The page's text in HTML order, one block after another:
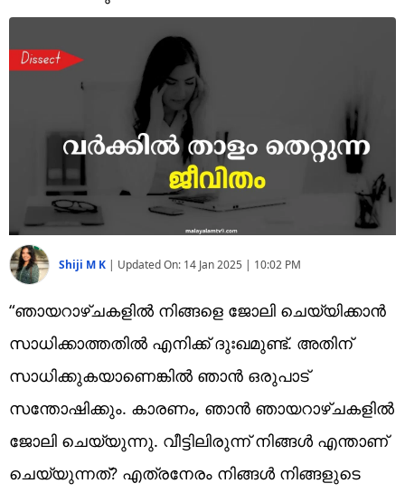
Shiji M K | Updated On: 14 Jan 2025 | 10:02 PM
“ഞായറാഴ്ചകളില്‍ നിങ്ങളെ ജോലി ചെയ്യിക്കാന്‍
സാധിക്കാത്തതില്‍ എനിക്ക് ദുഃഖമുണ്ട്. അതിന്
സാധിക്കുകയാണെങ്കില്‍ ഞാന്‍ ഒരുപാട്
സന്തോഷിക്കും. കാരണം, ഞാന്‍ ഞായറാഴ്ചകളില്‍
ജോലി ചെയ്യുന്നു. വീട്ടിലിരുന്ന് നിങ്ങള്‍ എന്താണ്
ചെയ്യുന്നത്? എത്രനേരം നിങ്ങള്‍ നിങ്ങളുടെ